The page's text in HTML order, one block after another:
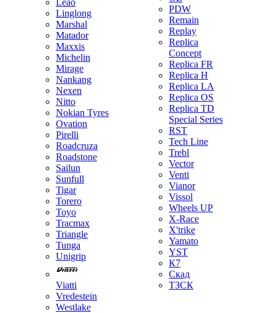
Leao
Linglong
Marshal
Matador
Maxxis
Michelin
Mirage
Nankang
Nexen
Nitto
Nokian Tyres
Ovation
Pirelli
Roadcruza
Roadstone
Sailun
Sunfull
Tigar
Torero
Toyo
Tracmax
Triangle
Tunga
Unigrip
Viatti
Vredestein
Westlake
PDW
Remain
Replay
Replica
Concept
Replica FR
Replica H
Replica LA
Replica OS
Replica TD
Special Series
RST
Tech Line
Trebl
Vector
Venti
Vianor
Vissol
Wheels UP
X-Race
X'trike
Yamato
YST
К7
Скад
ТЗСК